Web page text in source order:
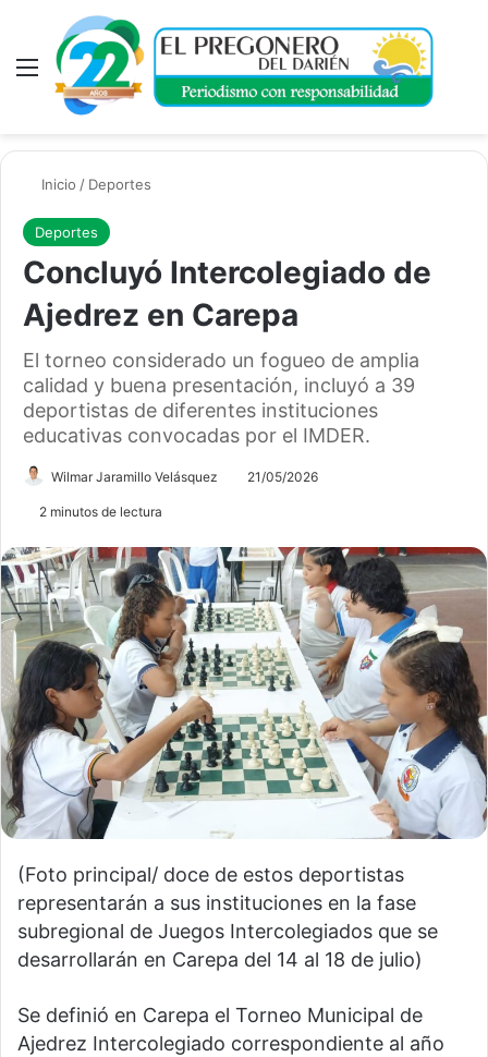
Menú
Inicio / Deportes
Deportes
Concluyó Intercolegiado de
Ajedrez en Carepa
El torneo considerado un fogueo de amplia
calidad y buena presentación, incluyó a 39
deportistas de diferentes instituciones
educativas convocadas por el IMDER.
Wilmar Jaramillo Velásquez 21/05/2026
2 minutos de lectura
(Foto principal/ doce de estos deportistas
representarán a sus instituciones en la fase
subregional de Juegos Intercolegiados que se
desarrollarán en Carepa del 14 al 18 de julio)
Se definió en Carepa el Torneo Municipal de
Ajedrez Intercolegiado correspondiente al año